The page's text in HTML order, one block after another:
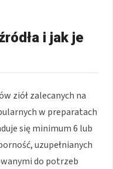
i jak je
ziół zalecanych na
w preparatach
się minimum 6 lub
uzupełnianych
do potrzeb